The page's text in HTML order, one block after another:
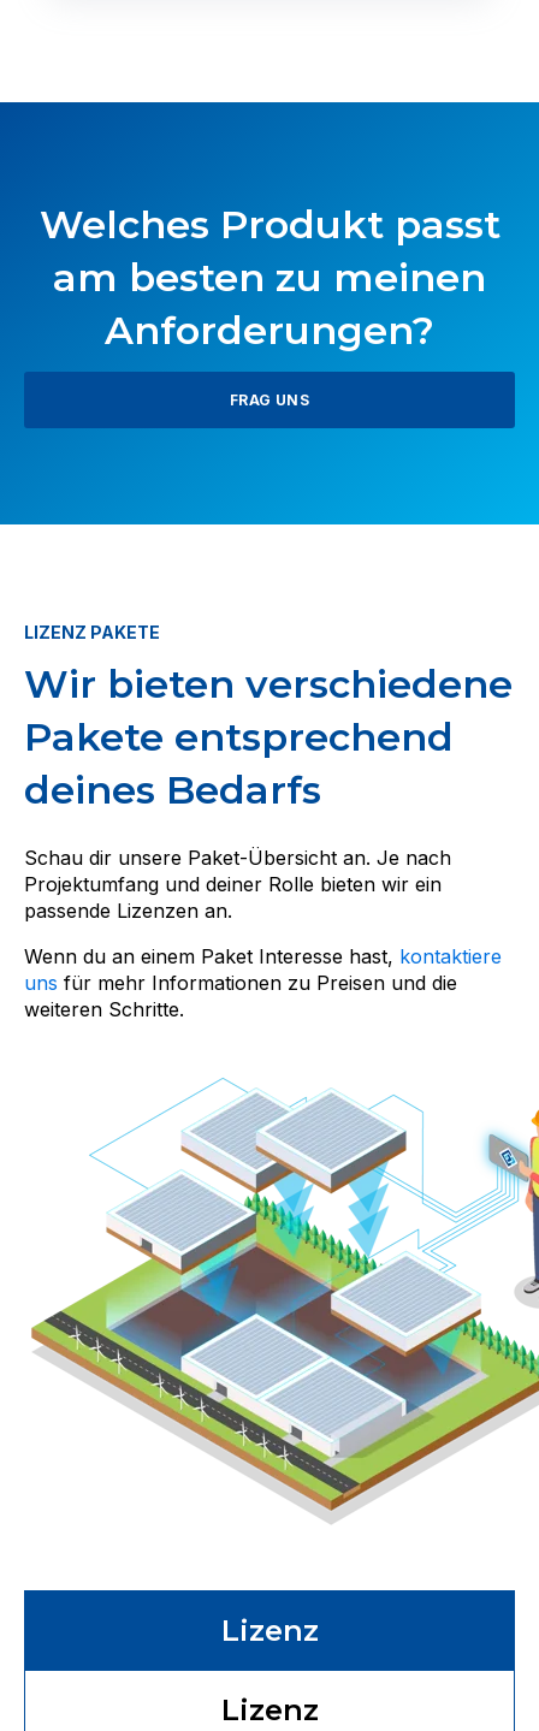
Welches Produkt passt
am besten zu meinen
Anforderungen?
FRAG UNS
LIZENZ PAKETE
Wir bieten verschiedene
Pakete entsprechend
deines Bedarfs
Schau dir unsere Paket-Übersicht an. Je nach
Projektumfang und deiner Rolle bieten wir ein
passende Lizenzen an.
Wenn du an einem Paket Interesse hast, kontaktiere
uns für mehr Informationen zu Preisen und die
weiteren Schritte.
Lizenz
Lizenz